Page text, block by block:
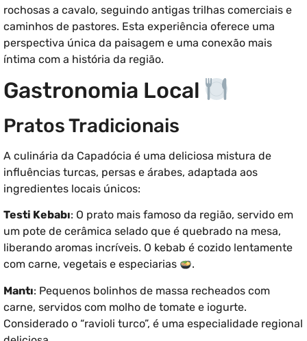
rochosas a cavalo, seguindo antigas trilhas comerciais e
caminhos de pastores. Esta experiência oferece uma
perspectiva única da paisagem e uma conexão mais
íntima com a história da região.
Gastronomia Local
Pratos Tradicionais
A culinária da Capadócia é uma deliciosa mistura de
influências turcas, persas e árabes, adaptada aos
ingredientes locais únicos:
Testi Kebabı: O prato mais famoso da região, servido em
um pote de cerâmica selado que é quebrado na mesa,
liberando aromas incríveis. O kebab é cozido lentamente
com carne, vegetais e especiarias
.
Mantı: Pequenos bolinhos de massa recheados com
carne, servidos com molho de tomate e iogurte.
Considerado o “ravioli turco”, é uma especialidade regional